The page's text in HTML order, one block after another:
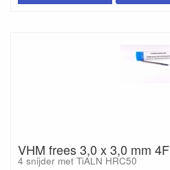
VHM frees 3,0 x 3,0 mm 4F
4 snijder met TiALN HRC50